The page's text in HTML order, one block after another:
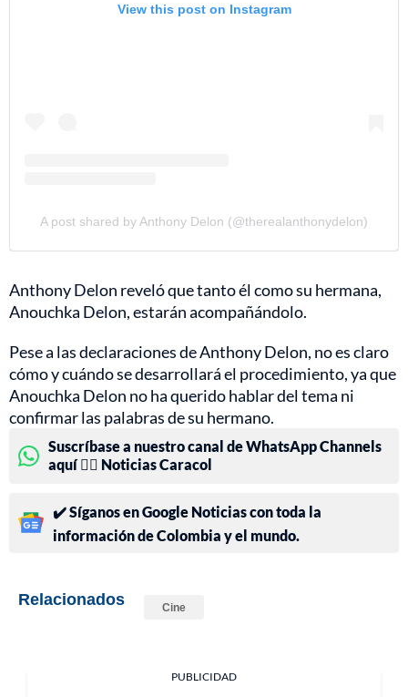
View this post on Instagram
A post shared by Anthony Delon (@therealanthonydelon)
Anthony Delon reveló que tanto él como su hermana,
Anouchka Delon, estarán acompañándolo.
Pese a las declaraciones de Anthony Delon, no es claro
cómo y cuándo se desarrollará el procedimiento, ya que
Anouchka Delon no ha querido hablar del tema ni
confirmar las palabras de su hermano.
Suscríbase a nuestro canal de WhatsApp Channels
aquí 👉🏻 Noticias Caracol
✔️ Síganos en Google Noticias con toda la
información de Colombia y el mundo.
Relacionados Cine
PUBLICIDAD